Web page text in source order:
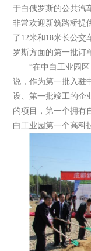
于白俄罗斯的公共汽
非常欢迎新筑路桥提
了12米和18米长公交
罗斯方面的第一批订
“在中白工业园
说，作为第一批入驻
设、第一批竣工的企
的项目，第一个拥有
白工业园第一个高科